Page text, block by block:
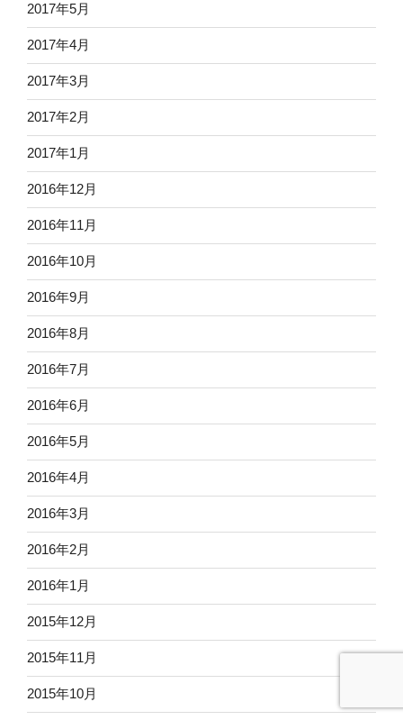
2017年5月
2017年4月
2017年3月
2017年2月
2017年1月
2016年12月
2016年11月
2016年10月
2016年9月
2016年8月
2016年7月
2016年6月
2016年5月
2016年4月
2016年3月
2016年2月
2016年1月
2015年12月
2015年11月
2015年10月